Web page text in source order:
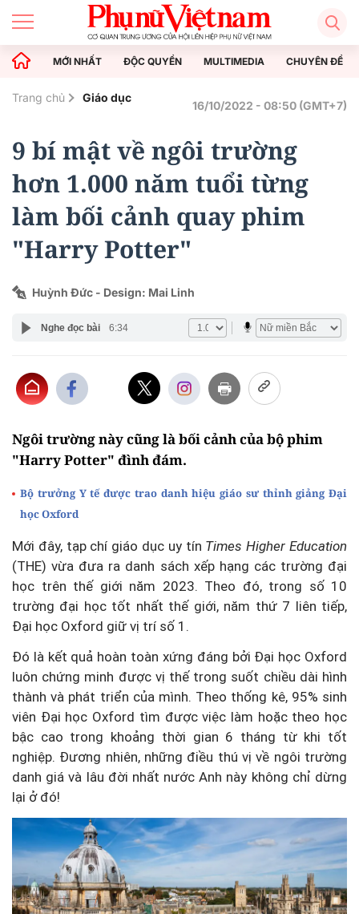
MỚI NHẤT ĐỘC QUYỀN MULTIMEDIA CHUYÊN ĐỀ
Trang chủ Giáo dục
16/10/2022 - 08:50 (GMT+7)
9 bí mật về ngôi trường
hơn 1.000 năm tuổi từng
làm bối cảnh quay phim
"Harry Potter"
Huỳnh Đức - Design: Mai Linh
Nghe đọc bài 6:34
Ngôi trường này cũng là bối cảnh của bộ phim
"Harry Potter" đình đám.
Bộ trưởng Y tế được trao danh hiệu giáo sư thỉnh giảng Đại
học Oxford
Mới đây, tạp chí giáo dục uy tín Times Higher Education
(THE) vừa đưa ra danh sách xếp hạng các trường đại
học trên thế giới năm 2023. Theo đó, trong số 10
trường đại học tốt nhất thế giới, năm thứ 7 liên tiếp,
Đại học Oxford giữ vị trí số 1.
Đó là kết quả hoàn toàn xứng đáng bởi Đại học Oxford
luôn chứng minh được vị thế trong suốt chiều dài hình
thành và phát triển của mình. Theo thống kê, 95% sinh
viên Đại học Oxford tìm được việc làm hoặc theo học
bậc cao trong khoảng thời gian 6 tháng từ khi tốt
nghiệp. Đương nhiên, những điều thú vị về ngôi trường
danh giá và lâu đời nhất nước Anh này không chỉ dừng
lại ở đó!